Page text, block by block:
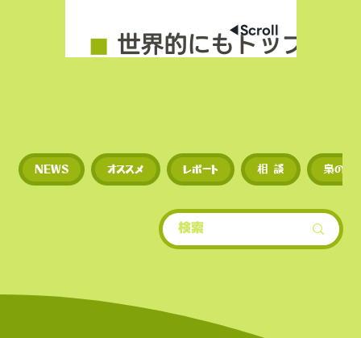
◼︎ 世界的にもトップクラ
◼︎新規トークンや草コイ
期に上場するため、投資
多い。
​• 世界的にもトップクラ
• 新規トークンや草コイ
◀︎Scroll
NEWS オススメ レポート 相 談 梟のひ